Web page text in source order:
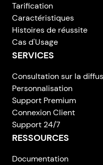
Tarification
Caractéristiques
Histoires de réussite
Cas d'Usage
SERVICES
Consultation sur la
Personnalisation
Support Premium
Connexion Client
Support 24/7
RESSOURCES
Documentation